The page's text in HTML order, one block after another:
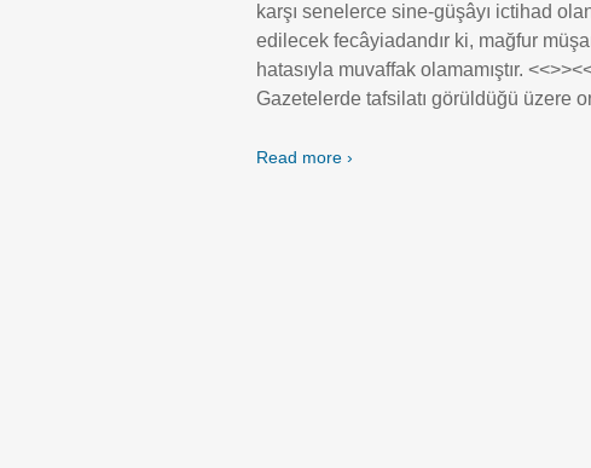
karşı senelerce sine-güşâyı ictihad
edilecek fecâyiadandır ki, mağfur
hatasıyla muvaffak olamamıştır.
Gazetelerde tafsilatı görüldüğü üzere
Read more ›